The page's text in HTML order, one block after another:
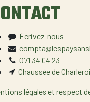
Écrivez-nous
071 34 04 23
Chaussée de
légales et respect